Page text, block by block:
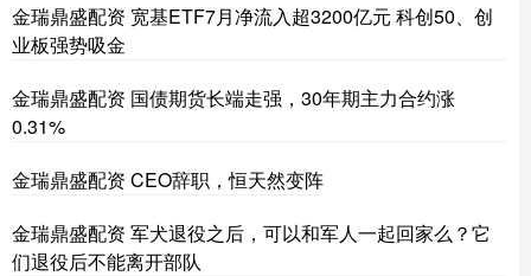
金瑞鼎盛配资 宽基ETF7月净流入超3200亿元 科创50、创
业板强势吸金
金瑞鼎盛配资 国债期货长端走强，30年期主力合约涨
0.31%
金瑞鼎盛配资 CEO辞职，恒天然变阵
金瑞鼎盛配资 军犬退役之后，可以和军人一起回家么？它
们退役后不能离开部队